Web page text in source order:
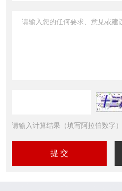
请输入计算结果（填写阿拉伯数字